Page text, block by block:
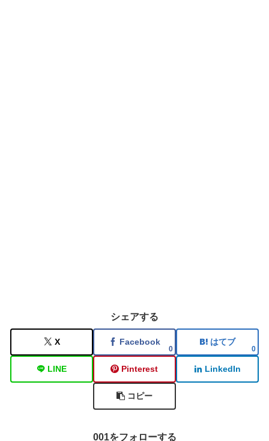
シェアする
X Facebook
0
はてブ
0
LINE Pinterest LinkedIn
コピー
001をフォローする